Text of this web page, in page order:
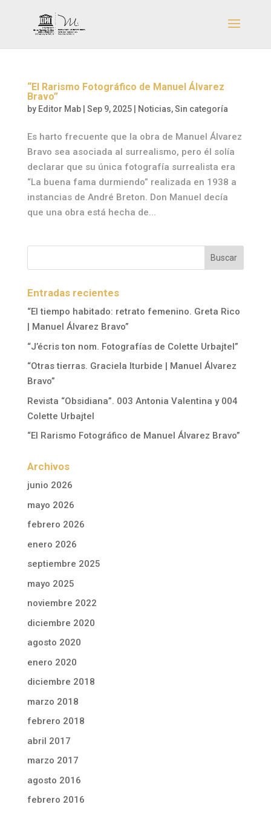
“El Rarismo Fotográfico de Manuel Álvarez
Bravo”
by Editor Mab| Sep 9, 2025| Noticias,Sin categoría
Es harto frecuente que la obra de Manuel Álvarez
Bravo sea asociada al surrealismo, pero él solía
declarar que su única fotografía surrealista era
“La buena fama durmiendo” realizada en 1938 a
instancias de André Breton. Don Manuel decía
que una obra está hecha de...
Entradas recientes
“El tiempo habitado: retrato femenino. Greta Rico
| Manuel Álvarez Bravo”
“J’écris ton nom. Fotografías de Colette Urbajtel”
“Otras tierras. Graciela Iturbide | Manuel Álvarez
Bravo”
Revista “Obsidiana”. 003 Antonia Valentina y 004
Colette Urbajtel
“El Rarismo Fotográfico de Manuel Álvarez Bravo”
Archivos
junio 2026
mayo 2026
febrero 2026
enero 2026
septiembre 2025
mayo 2025
noviembre 2022
diciembre 2020
agosto 2020
enero 2020
diciembre 2018
marzo 2018
febrero 2018
abril 2017
marzo 2017
agosto 2016
febrero 2016